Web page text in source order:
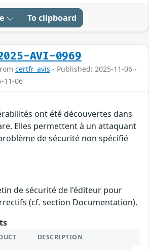
To clipboard
AVI-0969
certfr_avis - Published: 2025-11-06 -
11-06
ont été découvertes dans
Elles permettent à un attaquant
de sécurité non spécifié
de sécurité de l'éditeur pour
(cf. section Documentation).
DESCRIPTION